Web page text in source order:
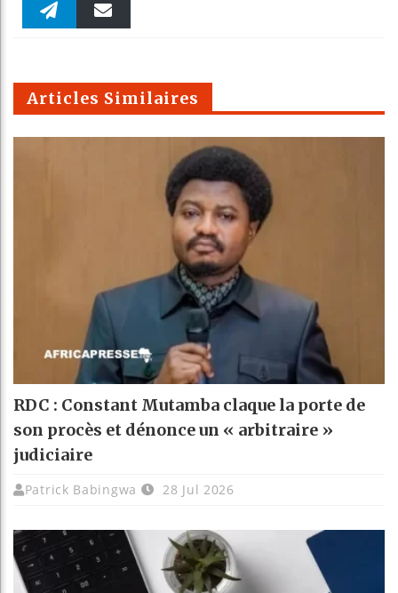
Faceboo Twitter
m
Articles Similaires
RDC : Constant Mutamba claque la porte de
son procès et dénonce un « arbitraire »
judiciaire
Patrick Babingwa 28 Jul 2026